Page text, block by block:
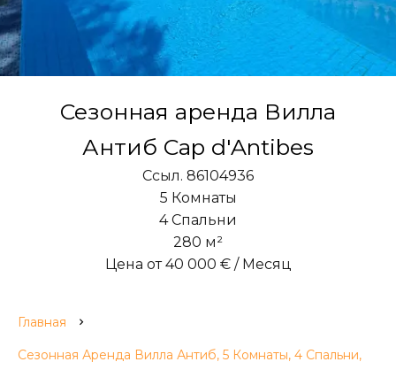
Сезонная аренда Вилла
Антиб Cap d'Antibes
Ссыл. 86104936
5 Комнаты
4 Спальни
280 м²
Цена от 40 000 € / Месяц
Главная
Сезонная Аренда Вилла Антиб, 5 Комнаты, 4 Спальни,